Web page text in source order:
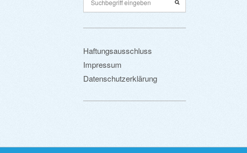
Haftungsausschluss
Impressum
Datenschutzerklärung